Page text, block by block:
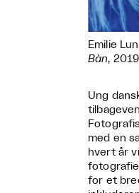
Emilie
Bàn,
Ung
med en
hvert år
for et